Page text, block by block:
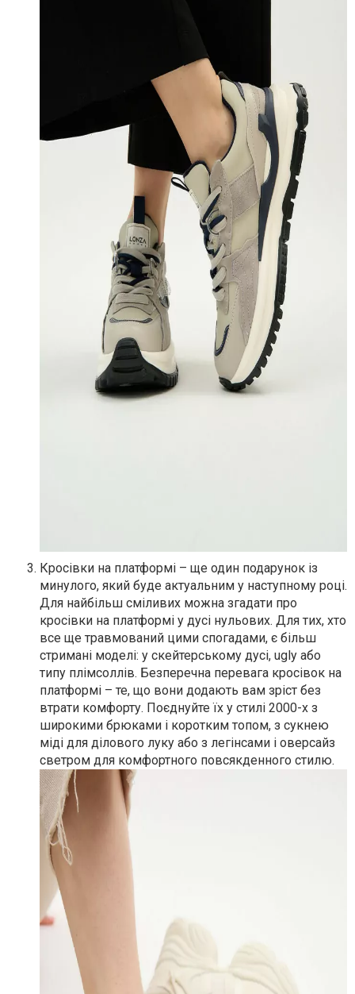
Кросівки на платформі – ще один подарунок із
минулого, який буде актуальним у наступному році.
Для найбільш сміливих можна згадати про
кросівки на платформі у дусі нульових. Для тих, хто
все ще травмований цими спогадами, є більш
стримані моделі: у скейтерському дусі, ugly або
типу плімсоллів. Безперечна перевага кросівок на
платформі – те, що вони додають вам зріст без
втрати комфорту. Поєднуйте їх у стилі 2000-х з
широкими брюками і коротким топом, з сукнею
міді для ділового луку або з легінсами і оверсайз
светром для комфортного повсякденного стилю.